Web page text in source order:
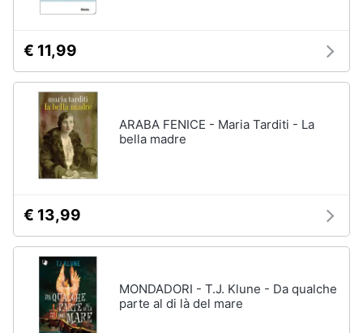
€ 11,99
ARABA FENICE - Maria Tarditi - La
bella madre
€ 13,99
MONDADORI - T.J. Klune - Da qualche
parte al di là del mare